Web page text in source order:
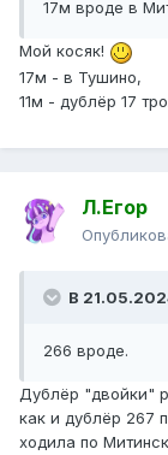
17м вроде в
Мой косяк!
17м - в Тушино,
11м - дублёр 17
Л.Егор
В
266 вроде.
Дублёр "двойки"
как и дублёр 267
ходила по